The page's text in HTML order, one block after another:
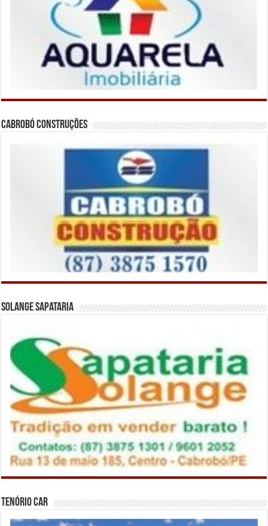
Cabrobó Construções
Solange Sapataria
Tenório Car